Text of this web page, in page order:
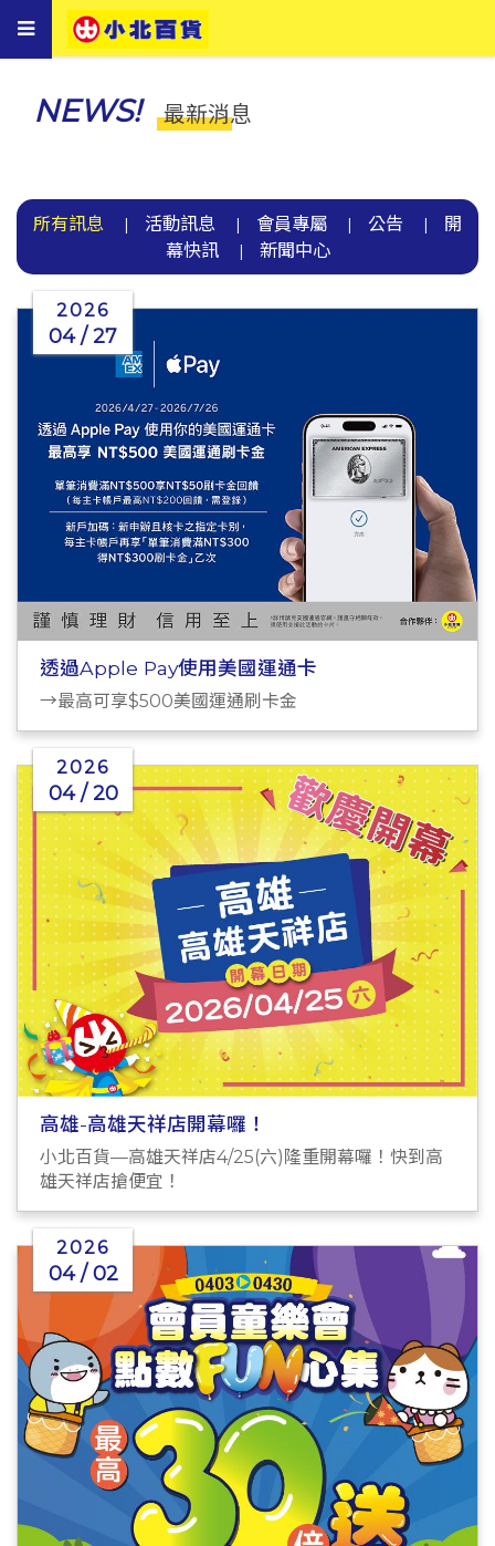
Toggle
navigation
NEWS! 最新消息
所有訊息 | 活動訊息 | 會員專屬 | 公告 |
開
幕快訊| 新聞中心
2026
04 / 27
透過Apple Pay使用美國運通卡
→最高可享$500美國運通刷卡金
2026
04 / 20
高雄-高雄天祥店開幕囉！
小北百貨—高雄天祥店4/25(六)隆重開幕囉！快到高
雄天祥店搶便宜！
2026
04 / 02